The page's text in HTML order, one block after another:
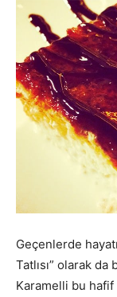
Geçenlerde
Tatlısı” olarak
Karamelli bu